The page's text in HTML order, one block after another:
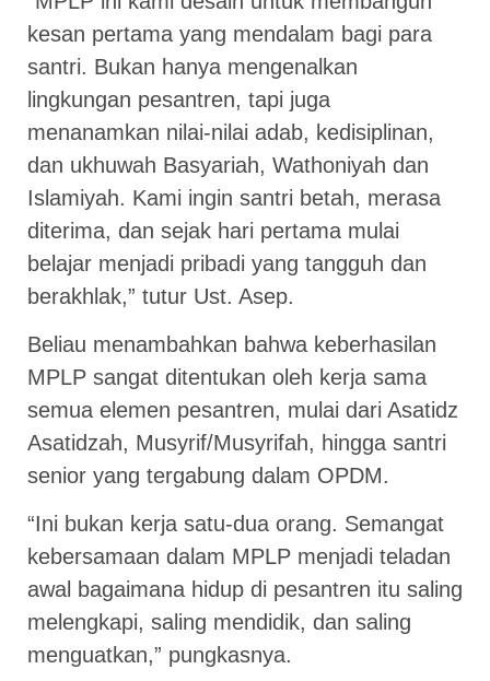
kesan pertama yang mendalam bagi para
santri. Bukan hanya mengenalkan
lingkungan pesantren, tapi juga
menanamkan nilai-nilai adab, kedisiplinan,
dan ukhuwah Basyariah, Wathoniyah dan
Islamiyah. Kami ingin santri betah, merasa
diterima, dan sejak hari pertama mulai
belajar menjadi pribadi yang tangguh dan
berakhlak,” tutur Ust. Asep.
Beliau menambahkan bahwa keberhasilan
MPLP sangat ditentukan oleh kerja sama
semua elemen pesantren, mulai dari Asatidz
Asatidzah, Musyrif/Musyrifah, hingga santri
senior yang tergabung dalam OPDM.
“Ini bukan kerja satu-dua orang. Semangat
kebersamaan dalam MPLP menjadi teladan
awal bagaimana hidup di pesantren itu saling
melengkapi, saling mendidik, dan saling
menguatkan,” pungkasnya.